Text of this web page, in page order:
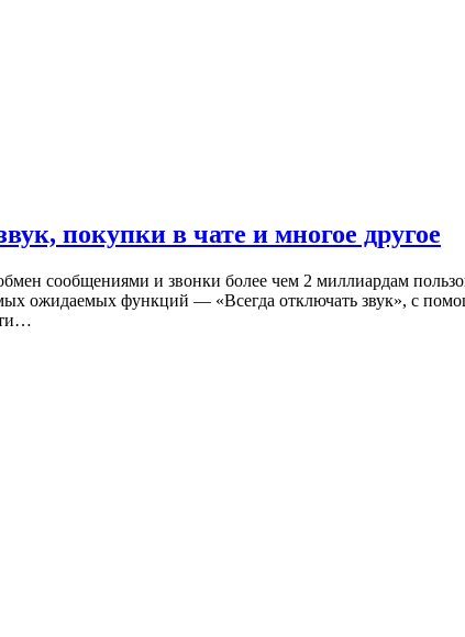
покупки в чате и многое другое
сообщениями и звонки более чем 2 миллиардам
ожидаемых функций — «Всегда отключать звук», с